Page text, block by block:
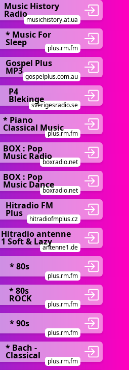
Music History
Radio
musichistory.at.ua
* Music For
Sleep
plus.rm.fm
Gospel Plus
MP3
gospelplus.com.au
P4
Blekinge
sverigesradio.se
* Piano
Classical Music
plus.rm.fm
BOX : Pop
Music Radio
boxradio.net
BOX : Pop
Music Dance
boxradio.net
Hitradio FM
Plus
hitradiofmplus.cz
Hitradio antenne
1 Soft & Lazy
antenne1.de
* 80s
plus.rm.fm
* 80s
ROCK
plus.rm.fm
* 90s
plus.rm.fm
* Bach -
Classical
plus.rm.fm